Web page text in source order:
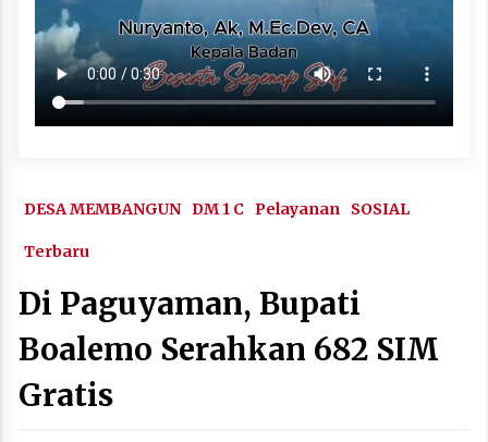
DESA MEMBANGUN DM 1 C Pelayanan SOSIAL
Terbaru
Di Paguyaman, Bupati
Boalemo Serahkan 682 SIM
Gratis